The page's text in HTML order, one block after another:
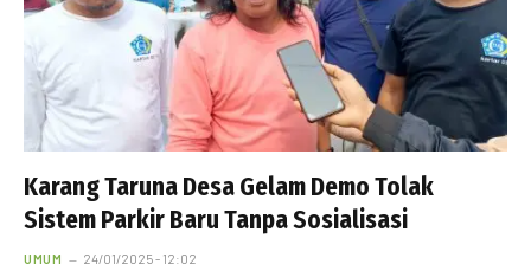
Karang Taruna Desa Gelam Demo Tolak
Sistem Parkir Baru Tanpa Sosialisasi
UMUM 24/01/2025 - 12:02